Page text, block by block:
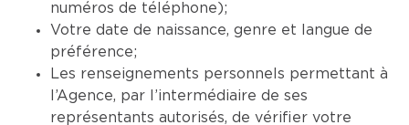
numéros de téléphone);
Votre date de naissance, genre et langue de
préférence;
Les renseignements personnels permettant à
l’Agence, par l’intermédiaire de ses
représentants autorisés, de vérifier votre